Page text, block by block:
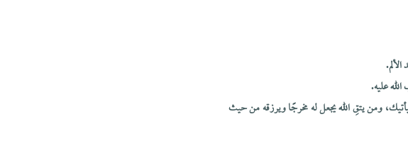
عليه.
ومن يتقِ الله يجعل له مخرجًا ويرزقه من حيث